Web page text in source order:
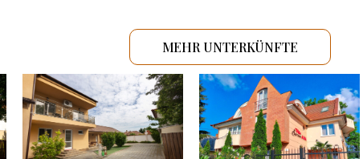
MEHR UNTERKÜNFTE